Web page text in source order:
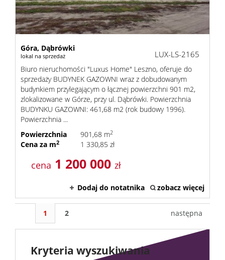
Góra, Dąbrówki
lokal na sprzedaż LUX-LS-2165
Biuro nieruchomości "Luxus Home" Leszno, oferuje do
sprzedaży BUDYNEK GAZOWNI wraz z dobudowanym
budynkiem przylegającym o łącznej powierzchni 901 m2,
zlokalizowane w Górze, przy ul. Dąbrówki. Powierzchnia
BUDYNKU GAZOWNI: 461,68 m2 (rok budowy 1996).
Powierzchnia ...
Powierzchnia
901,68 m2
Cena za m2 1 330,85 zł
cena 1 200 000 zł
Dodaj do notatnika zobacz więcej
1 2 następna
Kryteria wyszukiwania